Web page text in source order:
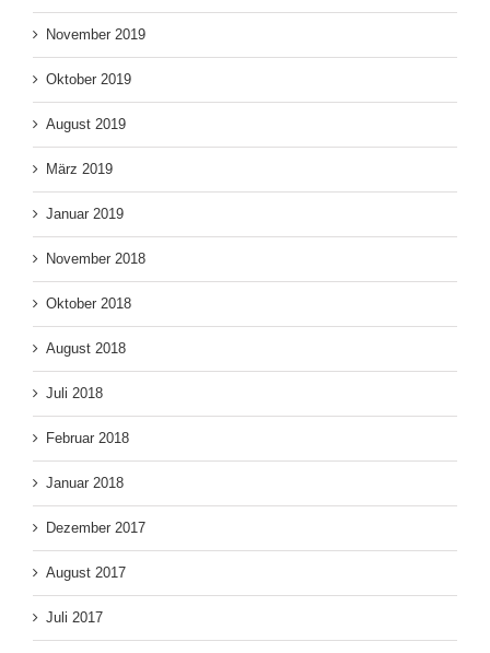
November 2019
Oktober 2019
August 2019
März 2019
Januar 2019
November 2018
Oktober 2018
August 2018
Juli 2018
Februar 2018
Januar 2018
Dezember 2017
August 2017
Juli 2017